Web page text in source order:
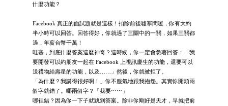
什麼功能？
Facebook 真正的面試題就是這樣！扣除前後噓寒問暖，你有大約
半小時可以回答。回答得好，你就過了三關中的一關，如果三關都
過，年薪台幣千萬！
哇塞，到底什麼答案這麼神奇？這時候，你一定會急著回答：「我
要開發可以約朋友一起在 Facebook 上視訊慶生的功能，還要可以
送禮物給壽星的功能，以及……」然後，你就被拒了。
「為什麼？我講得很好啊！」你不服氣地跟我抱怨。其實你開頭兩
個字就錯了。哪兩個字？「我要⋯⋯」
哪裡錯？因為你一下子就跳到答案。除非你剛好是天才，早就把前